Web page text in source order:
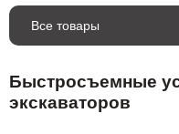
Все товары
Быстросъемные
экскаваторов